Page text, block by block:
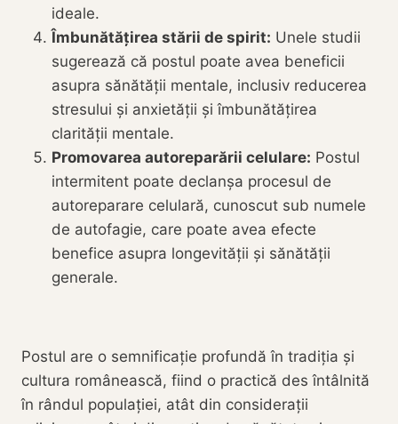
ideale.
Îmbunătățirea stării de spirit: Unele studii
sugerează că postul poate avea beneficii
asupra sănătății mentale, inclusiv reducerea
stresului și anxietății și îmbunătățirea
clarității mentale.
Promovarea autoreparării celulare: Postul
intermitent poate declanșa procesul de
autoreparare celulară, cunoscut sub numele
de autofagie, care poate avea efecte
benefice asupra longevității și sănătății
generale.
Postul are o semnificație profundă în tradiția și
cultura românească, fiind o practică des întâlnită
în rândul populației, atât din considerații